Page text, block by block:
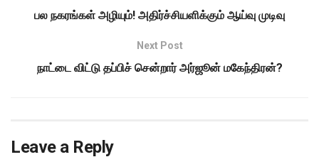
பல நகரங்கள் அழியும்! அதிர்ச்சியளிக்கும் ஆய்வு முடிவு
Next Post
நாட்டை விட்டு தப்பிச் சென்றார் அர்ஜூன் மகேந்திரன்?
Leave a Reply